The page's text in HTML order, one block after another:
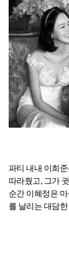
파티 내내 이희
따라줬고, 그가
순간 이혜정은
를 날리는 대담